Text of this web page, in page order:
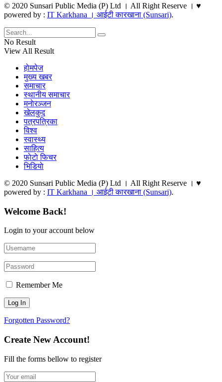
© 2020 Sunsari Public Media (P) Ltd । All Right Reserve । ♥
powered by : IT Karkhana । आईटी कारखाना (Sunsari).
No Result
View All Result
हाेमपेज
मुख्य खबर
समाचार
स्थानीय समाचार
मनाेरञ्जन
खेलकुद
पत्रपत्रिका
विश्व
स्वास्थ्य
साहित्य
फाेटाे फिचर
भिडियाे
© 2020 Sunsari Public Media (P) Ltd । All Right Reserve । ♥
powered by : IT Karkhana । आईटी कारखाना (Sunsari).
Welcome Back!
Login to your account below
Remember Me
Forgotten Password?
Create New Account!
Fill the forms bellow to register